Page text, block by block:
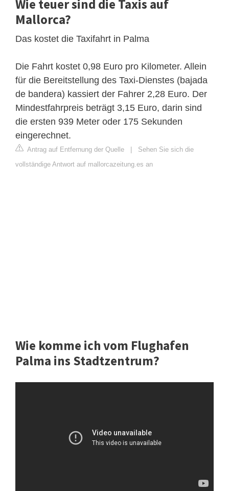
Wie teuer sind die Taxis auf
Mallorca?
Das kostet die Taxifahrt in Palma
Die Fahrt kostet 0,98 Euro pro Kilometer. Allein
für die Bereitstellung des Taxi-Dienstes (bajada
de bandera) kassiert der Fahrer 2,28 Euro. Der
Mindestfahrpreis beträgt 3,15 Euro, darin sind
die ersten 939 Meter oder 175 Sekunden
eingerechnet.
Antrag auf Entfernung der Quelle
Sehen Sie sich die
vollständige Antwort auf mallorcazeitung.es an
Wie komme ich vom Flughafen
Palma ins Stadtzentrum?